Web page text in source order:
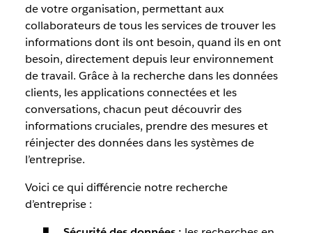
de votre organisation, permettant aux
collaborateurs de tous les services de trouver les
informations dont ils ont besoin, quand ils en ont
besoin, directement depuis leur environnement
de travail. Grâce à la recherche dans les données
clients, les applications connectées et les
conversations, chacun peut découvrir des
informations cruciales, prendre des mesures et
réinjecter des données dans les systèmes de
l’entreprise.
Voici ce qui différencie notre recherche
d’entreprise :